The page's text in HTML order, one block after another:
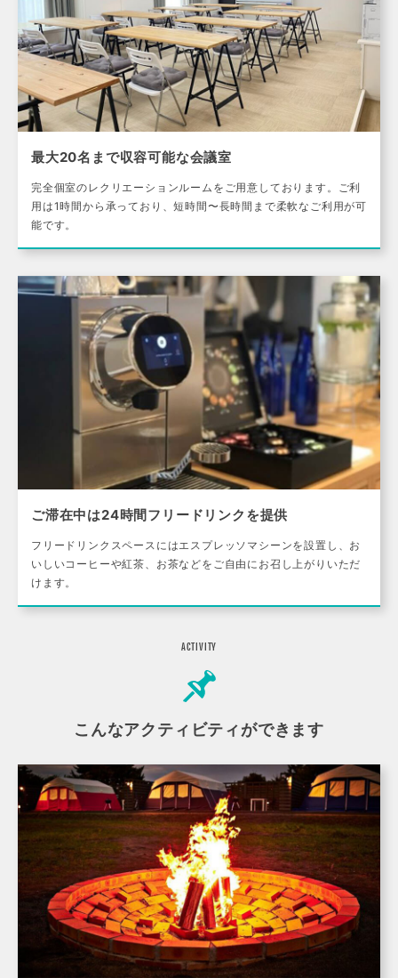
最大20名まで収容可能な会議室
完全個室のレクリエーションルームをご用意しております。ご利
用は1時間から承っており、短時間〜長時間まで柔軟なご利用が可
能です。
ご滞在中は24時間フリードリンクを提供
フリードリンクスペースにはエスプレッソマシーンを設置し、お
いしいコーヒーや紅茶、お茶などをご自由にお召し上がりいただ
けます。
ACTIVITY
こんなアクティビティができます